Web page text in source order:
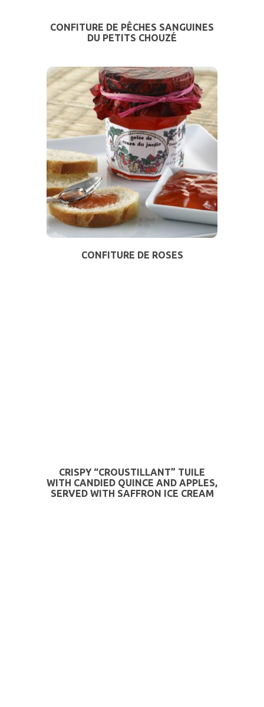
CONFITURE DE PÊCHES SANGUINES
DU PETITS CHOUZÉ
CONFITURE DE ROSES
CRISPY “CROUSTILLANT” TUILE
WITH CANDIED QUINCE AND APPLES,
SERVED WITH SAFFRON ICE CREAM